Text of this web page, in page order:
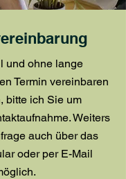
und ohne lange
Termin vereinbaren
bitte ich Sie um
Weiters
auch über das
oder per E-Mail